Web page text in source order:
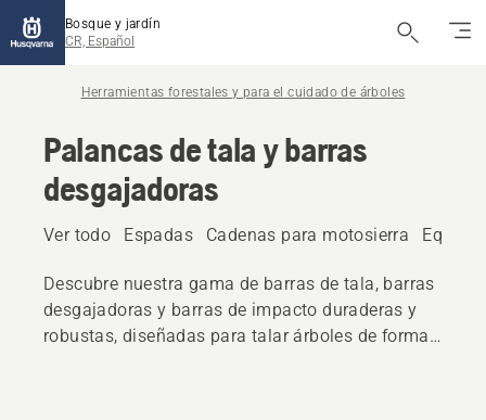
Bosque y jardín
CR, Español
Herramientas forestales y para el cuidado de árboles
Palancas de tala y barras
desgajadoras
Ver todo Espadas Cadenas para motosierra
Descubre nuestra gama de barras de tala, barras
desgajadoras y barras de impacto duraderas y
robustas, diseñadas para talar árboles de forma